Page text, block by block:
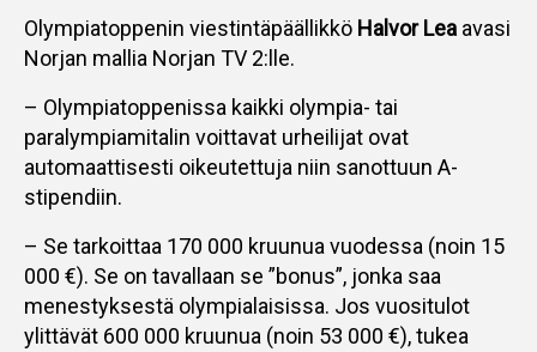
Olympiatoppenin viestintäpäällikkö Halvor Lea avasi
Norjan mallia Norjan TV 2:lle.
– Olympiatoppenissa kaikki olympia- tai
paralympiamitalin voittavat urheilijat ovat
automaattisesti oikeutettuja niin sanottuun A-
stipendiin.
– Se tarkoittaa 170 000 kruunua vuodessa (noin 15
000 €). Se on tavallaan se ”bonus”, jonka saa
menestyksestä olympialaisissa. Jos vuositulot
ylittävät 600 000 kruunua (noin 53 000 €), tukea